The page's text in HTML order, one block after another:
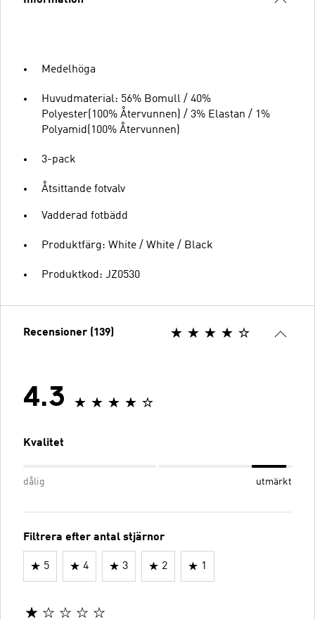
Medelhöga
Huvudmaterial: 56% Bomull / 40%
Polyester(100% Återvunnen) / 3% Elastan / 1%
Polyamid(100% Återvunnen)
3-pack
Åtsittande fotvalv
Vadderad fotbädd
Produktfärg: White / White / Black
Produktkod: JZ0530
Recensioner (139)
4.3
Kvalitet
dålig utmärkt
Filtrera efter antal stjärnor
5 4 3 2 1